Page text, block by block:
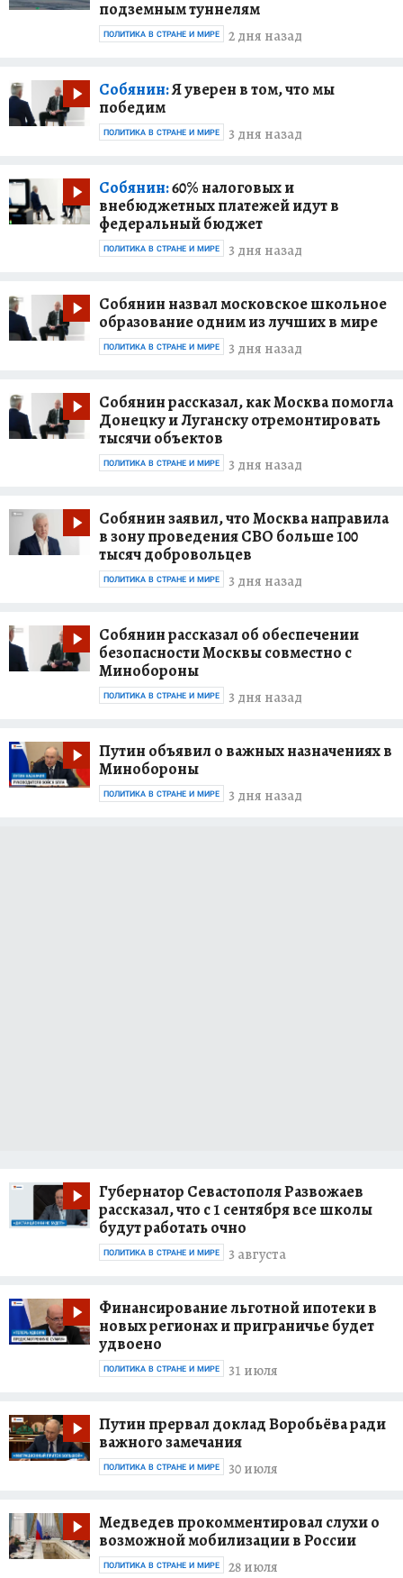
подземным туннелям
2 дня назад
ПОЛИТИКА В СТРАНЕ И МИРЕ
Собянин:Я уверен в том, что мы
победим
3 дня назад
ПОЛИТИКА В СТРАНЕ И МИРЕ
Собянин:60% налоговых и
внебюджетных платежей идут в
федеральный бюджет
3 дня назад
ПОЛИТИКА В СТРАНЕ И МИРЕ
Собянин назвал московское школьное
образование одним из лучших в мире
3 дня назад
ПОЛИТИКА В СТРАНЕ И МИРЕ
Собянин рассказал, как Москва помогла
Донецку и Луганску отремонтировать
тысячи объектов
3 дня назад
ПОЛИТИКА В СТРАНЕ И МИРЕ
Собянин заявил, что Москва направила
в зону проведения СВО больше 100
тысяч добровольцев
3 дня назад
ПОЛИТИКА В СТРАНЕ И МИРЕ
Собянин рассказал об обеспечении
безопасности Москвы совместно с
Минобороны
3 дня назад
ПОЛИТИКА В СТРАНЕ И МИРЕ
Путин объявил о важных назначениях в
Минобороны
3 дня назад
ПОЛИТИКА В СТРАНЕ И МИРЕ
Губернатор Севастополя Развожаев
рассказал, что с 1 сентября все школы
будут работать очно
3 августа
ПОЛИТИКА В СТРАНЕ И МИРЕ
Финансирование льготной ипотеки в
новых регионах и приграничье будет
удвоено
31 июля
ПОЛИТИКА В СТРАНЕ И МИРЕ
Путин прервал доклад Воробьёва ради
важного замечания
30 июля
ПОЛИТИКА В СТРАНЕ И МИРЕ
Медведев прокомментировал слухи о
возможной мобилизации в России
28 июля
ПОЛИТИКА В СТРАНЕ И МИРЕ